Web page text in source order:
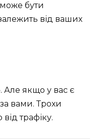
бути
від ваших
Але якщо у вас є
вами. Трохи
трафіку.